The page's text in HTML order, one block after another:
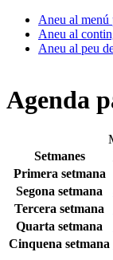
Aneu al menú
Aneu al
Aneu al peu
Agenda
Setmanes
Primera setmana
Segona setmana
Tercera setmana
Quarta setmana
Cinquena setmana